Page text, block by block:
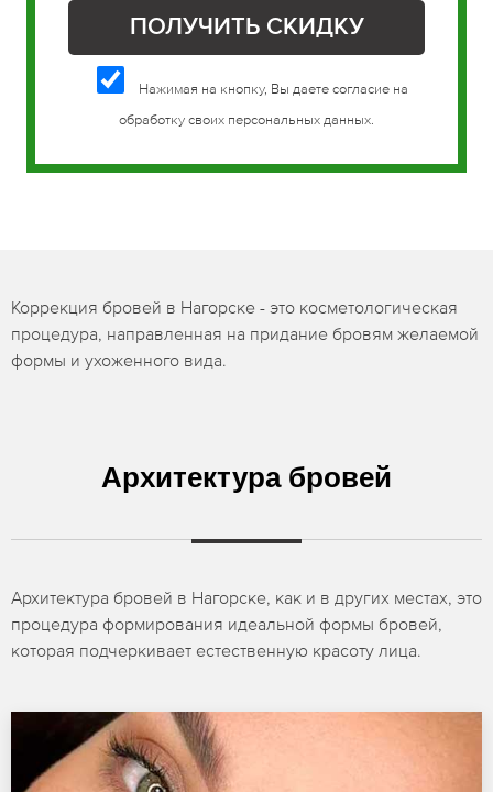
Нажимая на кнопку, Вы даете согласие на
обработку своих персональных данных.
Коррекция бровей в Нагорске - это косметологическая
процедура, направленная на придание бровям желаемой
формы и ухоженного вида.
Архитектура бровей
Архитектура бровей в Нагорске, как и в других местах, это
процедура формирования идеальной формы бровей,
которая подчеркивает естественную красоту лица.